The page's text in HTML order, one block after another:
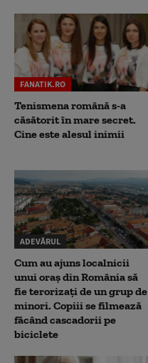
FANATIK.RO
Tenismena română s-a
căsătorit în mare secret.
Cine este alesul inimii
ADEVĂRUL
Cum au ajuns localnicii
unui oraș din România să
fie terorizați de un grup de
minori. Copiii se filmează
făcând cascadorii pe
biciclete